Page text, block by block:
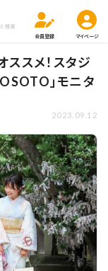
検索
会員登録
マイページ
スメ！スタジ
」モニタ
2023.09.12